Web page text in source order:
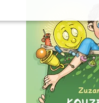
Nezbytně nutné soubory cookie
Provider /